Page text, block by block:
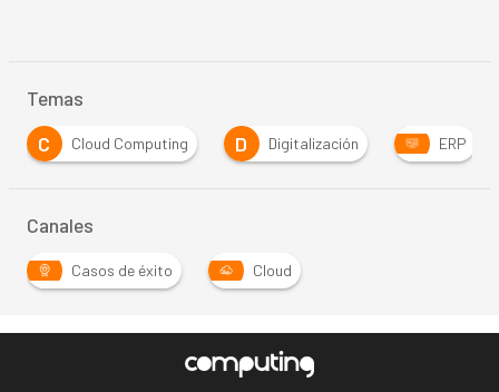
Temas
C
Cloud Computing D Digitalización ERP
Canales
Casos de éxito Cloud